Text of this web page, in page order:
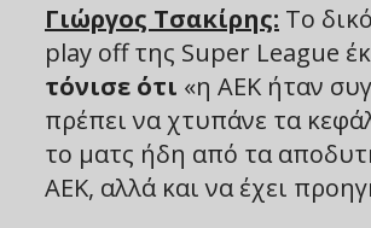
Γιώργος Τσακίρης: Το
play off της Super League
τόνισε ότι «η ΑΕΚ ήταν
πρέπει να χτυπάνε τα
το ματς ήδη από τα
ΑΕΚ, αλλά και να έχει